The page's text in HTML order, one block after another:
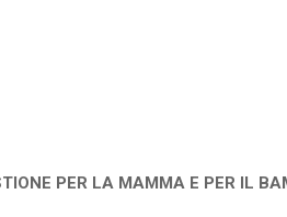
PER LA MAMMA E PER IL